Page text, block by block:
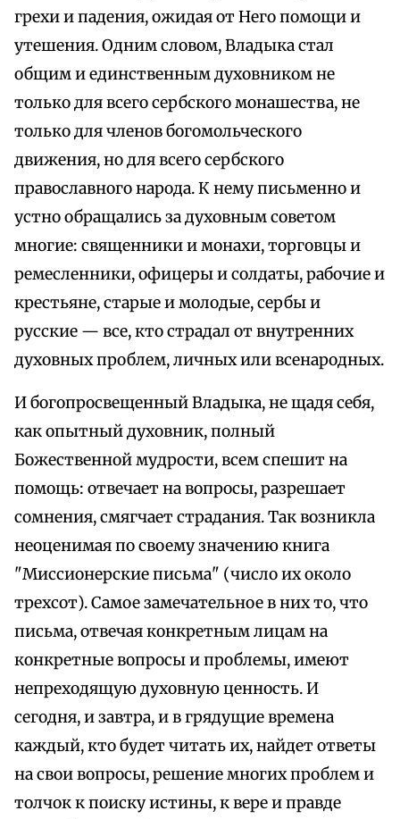
грехи и падения, ожидая от Него помощи и
утешения. Одним словом, Владыка стал
общим и единственным духовником не
только для всего сербского монашества, не
только для членов богомольческого
движения, но для всего сербского
православного народа. К нему письменно и
устно обращались за духовным советом
многие: священники и монахи, торговцы и
ремесленники, офицеры и солдаты, рабочие и
крестьяне, старые и молодые, сербы и
русские — все, кто страдал от внутренних
духовных проблем, личных или всенародных.
И богопросвещенный Владыка, не щадя себя,
как опытный духовник, полный
Божественной мудрости, всем спешит на
помощь: отвечает на вопросы, разрешает
сомнения, смягчает страдания. Так возникла
неоценимая по своему значению книга
"Миссионерские письма" (число их около
трехсот). Самое замечательное в них то, что
письма, отвечая конкретным лицам на
конкретные вопросы и проблемы, имеют
непреходящую духовную ценность. И
сегодня, и завтра, и в грядущие времена
каждый, кто будет читать их, найдет ответы
на свои вопросы, решение многих проблем и
толчок к поиску истины, к вере и правде